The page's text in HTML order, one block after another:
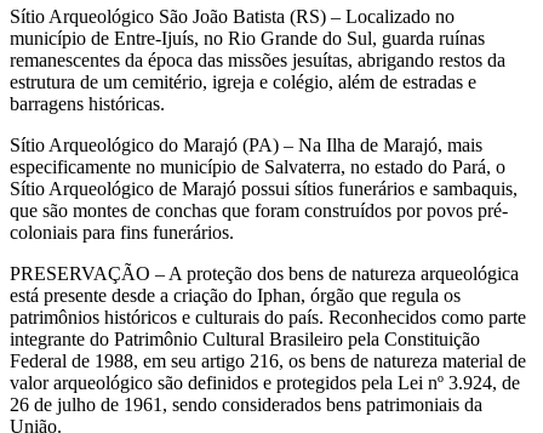
Sítio Arqueológico São João Batista (RS) – Localizado no
município de Entre-Ijuís, no Rio Grande do Sul, guarda ruínas
remanescentes da época das missões jesuítas, abrigando restos da
estrutura de um cemitério, igreja e colégio, além de estradas e
barragens históricas.
Sítio Arqueológico do Marajó (PA) – Na Ilha de Marajó, mais
especificamente no município de Salvaterra, no estado do Pará, o
Sítio Arqueológico de Marajó possui sítios funerários e sambaquis,
que são montes de conchas que foram construídos por povos pré-
coloniais para fins funerários.
PRESERVAÇÃO – A proteção dos bens de natureza arqueológica
está presente desde a criação do Iphan, órgão que regula os
patrimônios históricos e culturais do país. Reconhecidos como parte
integrante do Patrimônio Cultural Brasileiro pela Constituição
Federal de 1988, em seu artigo 216, os bens de natureza material de
valor arqueológico são definidos e protegidos pela Lei nº 3.924, de
26 de julho de 1961, sendo considerados bens patrimoniais da
União.